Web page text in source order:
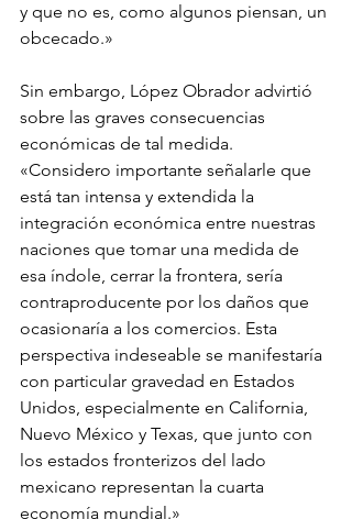
y que no es, como algunos piensan, un
obcecado.»
Sin embargo, López Obrador advirtió
sobre las graves consecuencias
económicas de tal medida.
«Considero importante señalarle que
está tan intensa y extendida la
integración económica entre nuestras
naciones que tomar una medida de
esa índole, cerrar la frontera, sería
contraproducente por los daños que
ocasionaría a los comercios. Esta
perspectiva indeseable se manifestaría
con particular gravedad en Estados
Unidos, especialmente en California,
Nuevo México y Texas, que junto con
los estados fronterizos del lado
mexicano representan la cuarta
economía mundial.»